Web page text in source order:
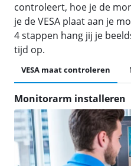
controleert, hoe je de
je de VESA plaat aan je
4 stappen hang jij je
tijd op.
VESA maat controleren
Monitorarm installeren